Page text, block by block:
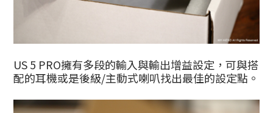
US 5 PRO擁有多段的輸入與輸出增益設定，可與搭
配的耳機或是後級/主動式喇叭找出最佳的設定點。